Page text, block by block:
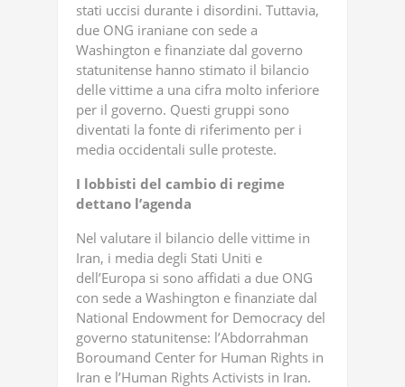
stati uccisi durante i disordini. Tuttavia,
due ONG iraniane con sede a
Washington e finanziate dal governo
statunitense hanno stimato il bilancio
delle vittime a una cifra molto inferiore
per il governo. Questi gruppi sono
diventati la fonte di riferimento per i
media occidentali sulle proteste.
I lobbisti del cambio di regime
dettano l’agenda
Nel valutare il bilancio delle vittime in
Iran, i media degli Stati Uniti e
dell’Europa si sono affidati a due ONG
con sede a Washington e finanziate dal
National Endowment for Democracy del
governo statunitense: l’Abdorrahman
Boroumand Center for Human Rights in
Iran e l’Human Rights Activists in Iran.